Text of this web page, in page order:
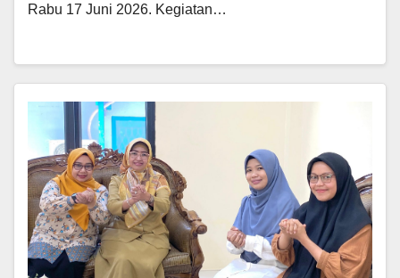
Rabu 17 Juni 2026. Kegiatan…